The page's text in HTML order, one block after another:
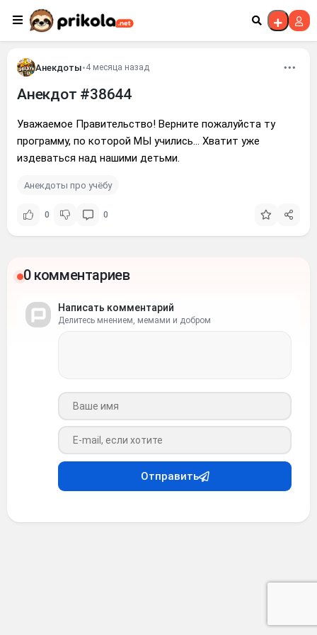
Перейти к контенту
Анекдоты•4 месяца назад
Анекдот #38644
Уважаемое Правительство! Верните пожалуйста ту
программу, по которой МЫ учились... Хватит уже
издеваться над нашими детьми.
Анекдоты про учёбу
0 0
0 комментариев
Написать комментарий
Делитесь мнением, мемами и добром
Ваше имя
Ваш e-mail
Отправить